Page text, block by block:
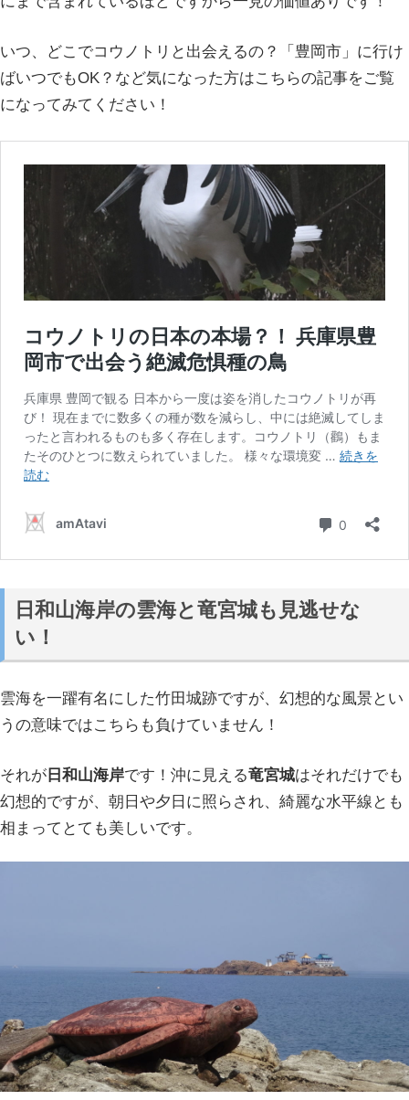
いつ、どこでコウノトリと出会えるの？「豊岡市」に行け
ばいつでもOK？など気になった方はこちらの記事をご覧
になってみてください！
日和山海岸の雲海と竜宮城も見逃せな
い！
雲海を一躍有名にした竹田城跡ですが、幻想的な風景とい
うの意味ではこちらも負けていません！
それが 日和山海岸です！沖に見える竜宮城はそれだけでも
幻想的ですが、朝日や夕日に照らされ、綺麗な水平線とも
相まってとても美しいです。